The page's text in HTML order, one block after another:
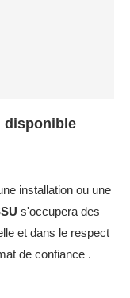
disponible
installation ou une
s'occupera des
et dans le respect
de confiance .